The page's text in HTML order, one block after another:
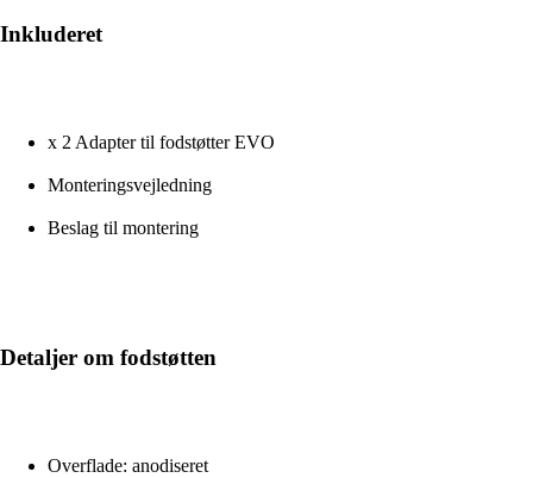
Inkluderet
x 2 Adapter til fodstøtter EVO
Monteringsvejledning
Beslag til montering
Detaljer om fodstøtten
Overflade: anodiseret